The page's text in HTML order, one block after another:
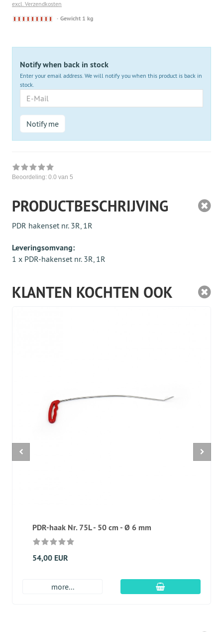
excl. Verzendkosten
Derzeit
Gewicht 1 kg
Notify when back in stock
Enter your email address. We will notify you when this product is back in
stock.
Mail
Notify me
Beoordeling: 0.0 van 5
PRODUCTBESCHRIJVING
PDR hakenset nr. 3R, 1R
Leveringsomvang:
1 x PDR-hakenset nr. 3R, 1R
KLANTEN KOCHTEN OOK
PDR-haak Nr. 75L - 50 cm - Ø 6 mm
54,00 EUR
more... In winkelmandje